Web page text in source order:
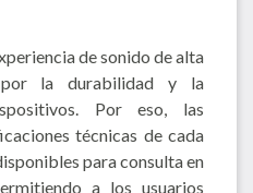
de sonido de alta
por la durabilidad y la
Por eso, las
técnicas de cada
para consulta en
a los usuarios